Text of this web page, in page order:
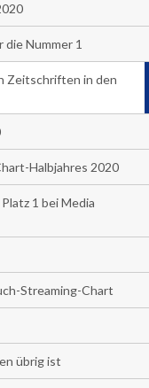
Nummer 1
Zeitschriften in den
Halbjahres 2020
1 bei Media
Streaming-Chart
übrig ist